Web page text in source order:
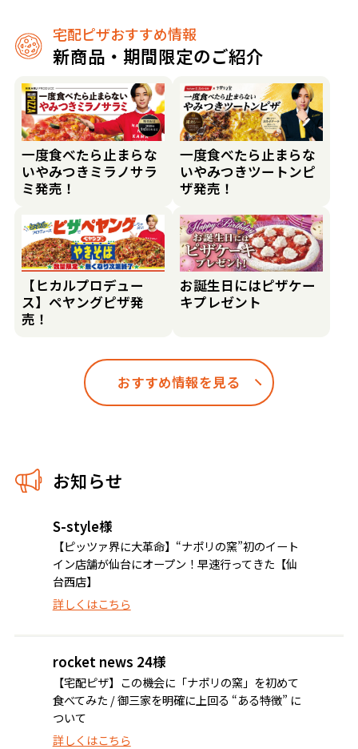
宅配ピザおすすめ情報
新商品・期間限定のご紹介
一度食べたら止まらな
いやみつきミラノサラ
ミ発売！
一度食べたら止まらな
いやみつきツートンピ
ザ発売！
【ヒカルプロデュー
ス】ペヤングピザ発
売！
お誕生日にはピザケー
キプレゼント
おすすめ情報を見る
お知らせ
S-style様
【ピッツァ界に大革命】“ナポリの窯”初のイート
イン店舗が仙台にオープン！早速行ってきた【仙
台西店】
詳しくはこちら
rocket news 24様
【宅配ピザ】この機会に「ナポリの窯」を初めて
食べてみた / 御三家を明確に上回る “ある特徴” に
ついて
詳しくはこちら